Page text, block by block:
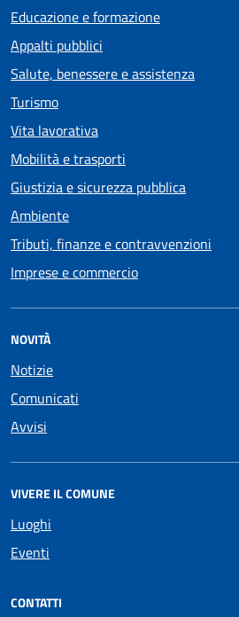
Educazione e formazione
Appalti pubblici
Salute, benessere e assistenza
Turismo
Vita lavorativa
Mobilità e trasporti
Giustizia e sicurezza pubblica
Ambiente
Tributi, finanze e contravvenzioni
Imprese e commercio
NOVITÀ
Notizie
Comunicati
Avvisi
VIVERE IL COMUNE
Luoghi
Eventi
CONTATTI